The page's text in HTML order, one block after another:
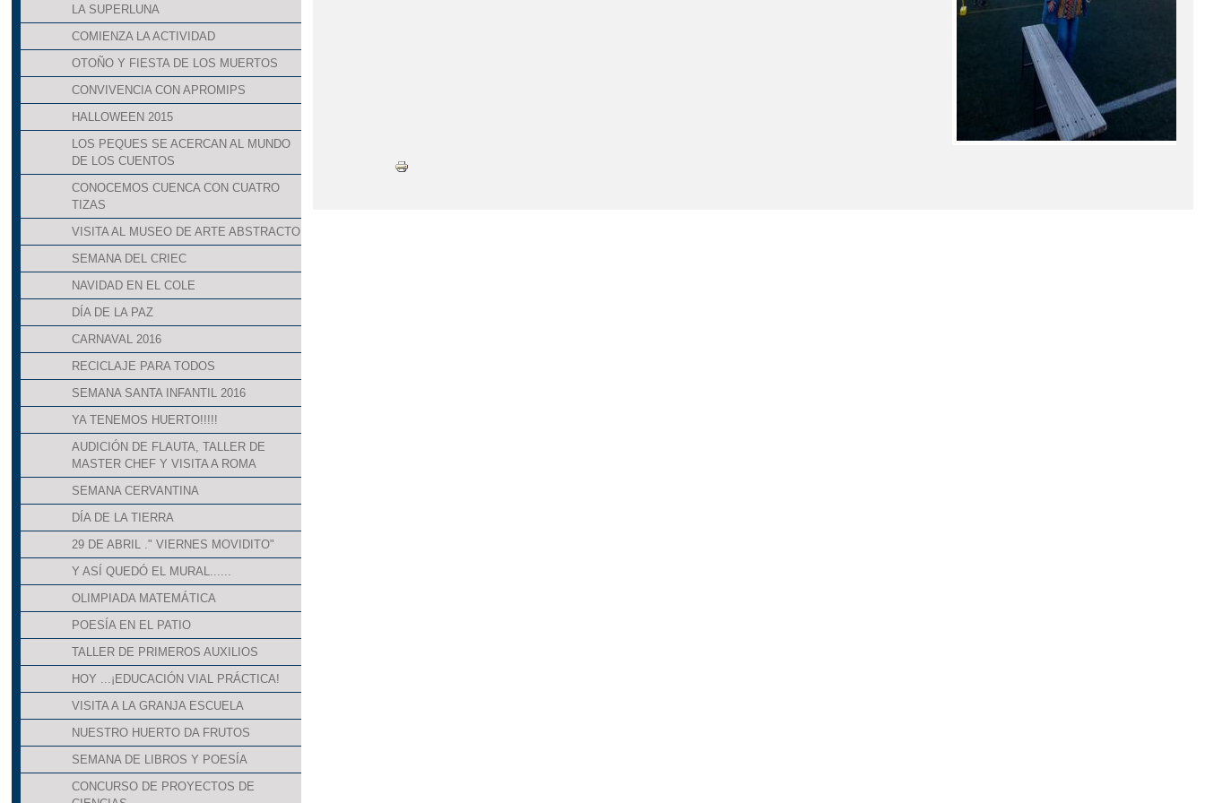
LA SUPERLUNA
COMIENZA LA ACTIVIDAD
OTOÑO Y FIESTA DE LOS MUERTOS
CONVIVENCIA CON APROMIPS
HALLOWEEN 2015
LOS PEQUES SE ACERCAN AL MUNDO
DE LOS CUENTOS
CONOCEMOS CUENCA CON CUATRO
TIZAS
VISITA AL MUSEO DE ARTE ABSTRACTO
SEMANA DEL CRIEC
NAVIDAD EN EL COLE
DÍA DE LA PAZ
CARNAVAL 2016
RECICLAJE PARA TODOS
SEMANA SANTA INFANTIL 2016
YA TENEMOS HUERTO!!!!!
AUDICIÓN DE FLAUTA, TALLER DE
MASTER CHEF Y VISITA A ROMA
SEMANA CERVANTINA
DÍA DE LA TIERRA
29 DE ABRIL ." VIERNES MOVIDITO"
Y ASÍ QUEDÓ EL MURAL......
OLIMPIADA MATEMÁTICA
POESÍA EN EL PATIO
TALLER DE PRIMEROS AUXILIOS
HOY ...¡EDUCACIÓN VIAL PRÁCTICA!
VISITA A LA GRANJA ESCUELA
NUESTRO HUERTO DA FRUTOS
SEMANA DE LIBROS Y POESÍA
CONCURSO DE PROYECTOS DE